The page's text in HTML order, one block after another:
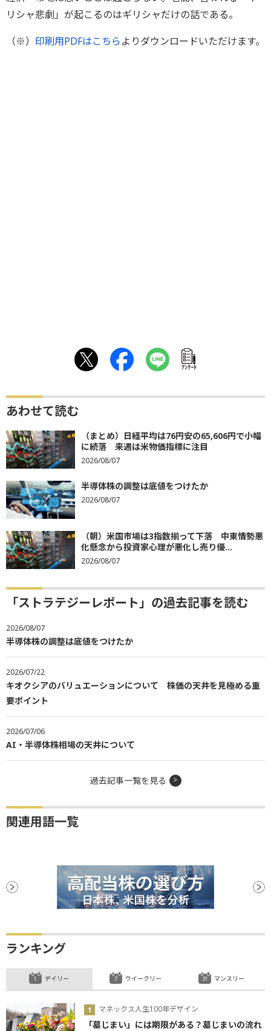
リシャ悲劇」が起こるのはギリシャだけの話である。
（※） 印刷用PDFはこちらよりダウンロードいただけます。
ｱﾝｹｰﾄ
あわせて読む
（まとめ）日経平均は76円安の65,606円で小幅
に続落 来週は米物価指標に注目
2026/08/07
半導体株の調整は底値をつけたか
2026/08/07
（朝）米国市場は3指数揃って下落 中東情勢悪
化懸念から投資家心理が悪化し売り優...
2026/08/07
「ストラテジーレポート」の過去記事を読む
2026/08/07
半導体株の調整は底値をつけたか
2026/07/22
キオクシアのバリュエーションについて 株価の天井を見極める重
要ポイント
2026/07/06
AI・半導体株相場の天井について
過去記事一覧を見る
関連用語一覧
ランキング
デイリー
マネックス人生100年デザイン
「墓じまい」には期限がある？墓じまいの流れ
ウイークリー マンスリー